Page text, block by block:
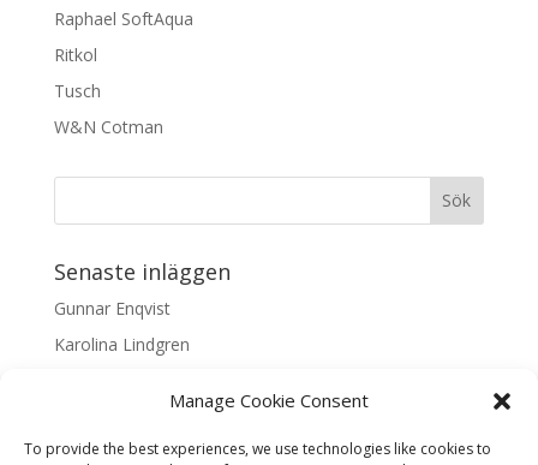
Manage Cookie Consent
To provide the best experiences, we use technologies like cookies to
Raphael SoftAqua
Ritkol
Tusch
W&N Cotman
Senaste inläggen
Gunnar Enqvist
Karolina Lindgren
Samaneh Shabani Åhrling